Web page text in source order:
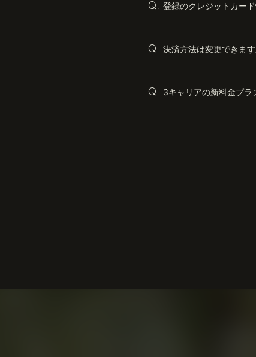
Q. 登録のクレジットカー
Q. 決済方法は変更できま
Q. 3キャリアの新料金プラ